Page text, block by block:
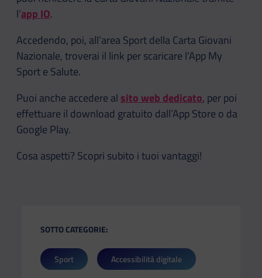
l’app IO.
Accedendo, poi, all’area Sport della Carta Giovani
Nazionale, troverai il link per scaricare l’App My
Sport e Salute.
Puoi anche accedere al sito web dedicato, per poi
effettuare il download gratuito dall’App Store o da
Google Play.
Cosa aspetti? Scopri subito i tuoi vantaggi!
SOTTO CATEGORIE:
Sport Accessibilità digitale